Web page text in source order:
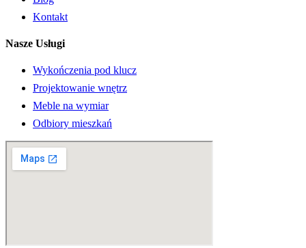
Kontakt
Nasze Usługi
Wykończenia pod klucz
Projektowanie wnętrz
Meble na wymiar
Odbiory mieszkań